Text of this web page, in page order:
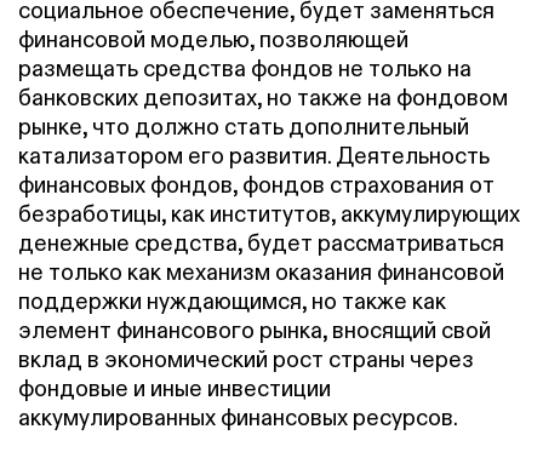
социальное обеспечение, будет заменяться
финансовой моделью, позволяющей
размещать средства фондов не только на
банковских депозитах, но также на фондовом
рынке, что должно стать дополнительный
катализатором его развития. Деятельность
финансовых фондов, фондов страхования от
безработицы, как институтов, аккумулирующих
денежные средства, будет рассматриваться
не только как механизм оказания финансовой
поддержки нуждающимся, но также как
элемент финансового рынка, вносящий свой
вклад в экономический рост страны через
фондовые и иные инвестиции
аккумулированных финансовых ресурсов.